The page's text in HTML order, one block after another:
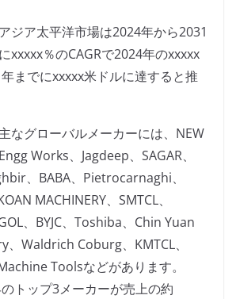
ジア太平洋市場は2024年から2031
xxxxx％のCAGRで2024年のxxxxx
までにxxxxx米ドルに達すると推
なグローバルメーカーには、NEW
Works、Jagdeep、SAGAR、
、BABA、Pietrocarnaghi、
MACHINERY、SMTCL、
、BYJC、Toshiba、Chin Yuan
Waldrich Coburg、KMTCL、
Toolsなどがあります。
トップ3メーカーが売上の約